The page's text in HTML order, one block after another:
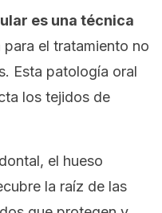
es una técnica
para el tratamiento no
Esta patología oral
los tejidos de
el hueso
la raíz de las